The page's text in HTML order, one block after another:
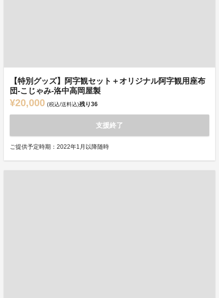
【特別グッズ】阿字観セット＋オリジナル阿字観用座布
団‐こじゃみ‐洛中高岡屋製
¥20,000 (税込/送料込)残り36
支援終了
ご提供予定時期：2022年1月以降随時